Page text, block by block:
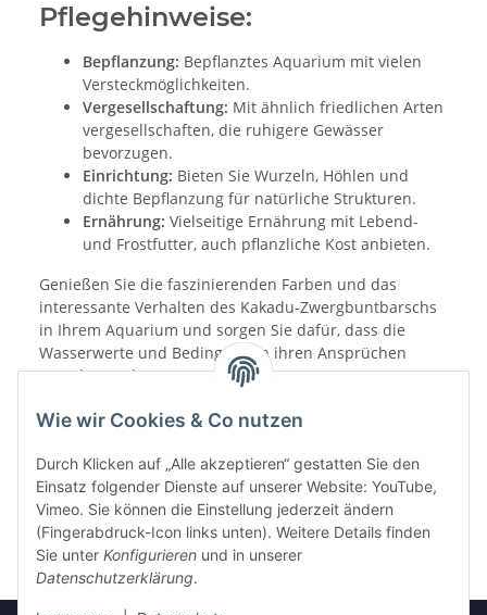
Pflegehinweise:
Bepflanzung: Bepflanztes Aquarium mit vielen
Versteckmöglichkeiten.
Vergesellschaftung: Mit ähnlich friedlichen Arten
vergesellschaften, die ruhigere Gewässer
bevorzugen.
Einrichtung: Bieten Sie Wurzeln, Höhlen und
dichte Bepflanzung für natürliche Strukturen.
Ernährung: Vielseitige Ernährung mit Lebend-
und Frostfutter, auch pflanzliche Kost anbieten.
Genießen Sie die faszinierenden Farben und das
interessante Verhalten des Kakadu-Zwergbuntbarschs
in Ihrem Aquarium und sorgen Sie dafür, dass die
Wasserwerte und Bedingungen ihren Ansprüchen
gerecht werden.
Wie wir Cookies & Co nutzen
Durch Klicken auf „Alle akzeptieren“ gestatten Sie den
Einsatz folgender Dienste auf unserer Website: YouTube,
Vimeo. Sie können die Einstellung jederzeit ändern
(Fingerabdruck-Icon links unten). Weitere Details finden
Sie unter Konfigurieren und in unserer
Datenschutzerklärung.